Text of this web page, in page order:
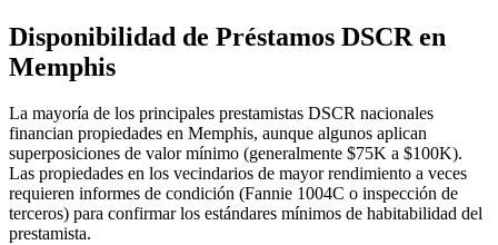
Disponibilidad de Préstamos DSCR en
Memphis
La mayoría de los principales prestamistas DSCR nacionales
financian propiedades en Memphis, aunque algunos aplican
superposiciones de valor mínimo (generalmente $75K a $100K).
Las propiedades en los vecindarios de mayor rendimiento a veces
requieren informes de condición (Fannie 1004C o inspección de
terceros) para confirmar los estándares mínimos de habitabilidad del
prestamista.